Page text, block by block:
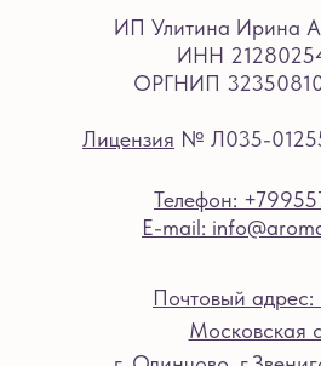
ИП Улитина Ирина
ИНН
ОРГНИП
Лицензия № Л035-
Телефон:
E-mail:
Почтовый адрес:
Московская